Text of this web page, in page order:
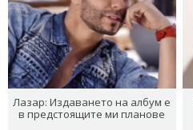
Лазар: Издаването на албум е
в предстоящите ми планове